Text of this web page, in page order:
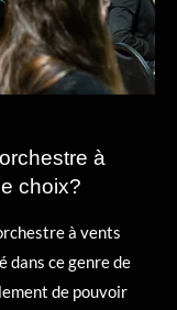
à
choix?
à vents
dans ce genre de
de pouvoir